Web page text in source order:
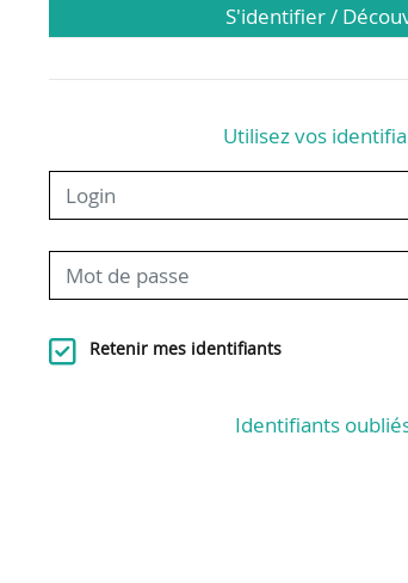
S'identifier /
Utilisez vos
Retenir mes identifiants
Identifiants